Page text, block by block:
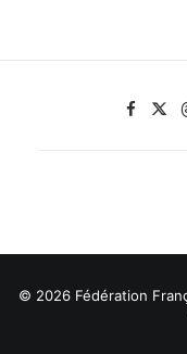
© 2026 Fédération